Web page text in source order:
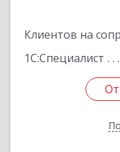
Клиентов на
1С:Специалист